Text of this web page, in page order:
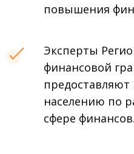
повышения
Эксперты
финансовой
населению по
сфере финансов.